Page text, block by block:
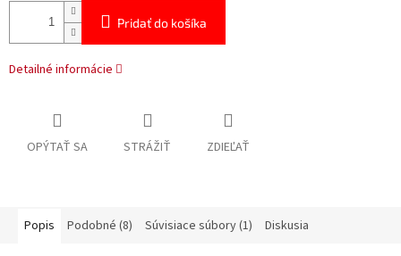
Pridať do košíka
Detailné informácie
OPÝTAŤ SA STRÁŽIŤ ZDIEĽAŤ
Popis Podobné (8) Súvisiace súbory (1) Diskusia